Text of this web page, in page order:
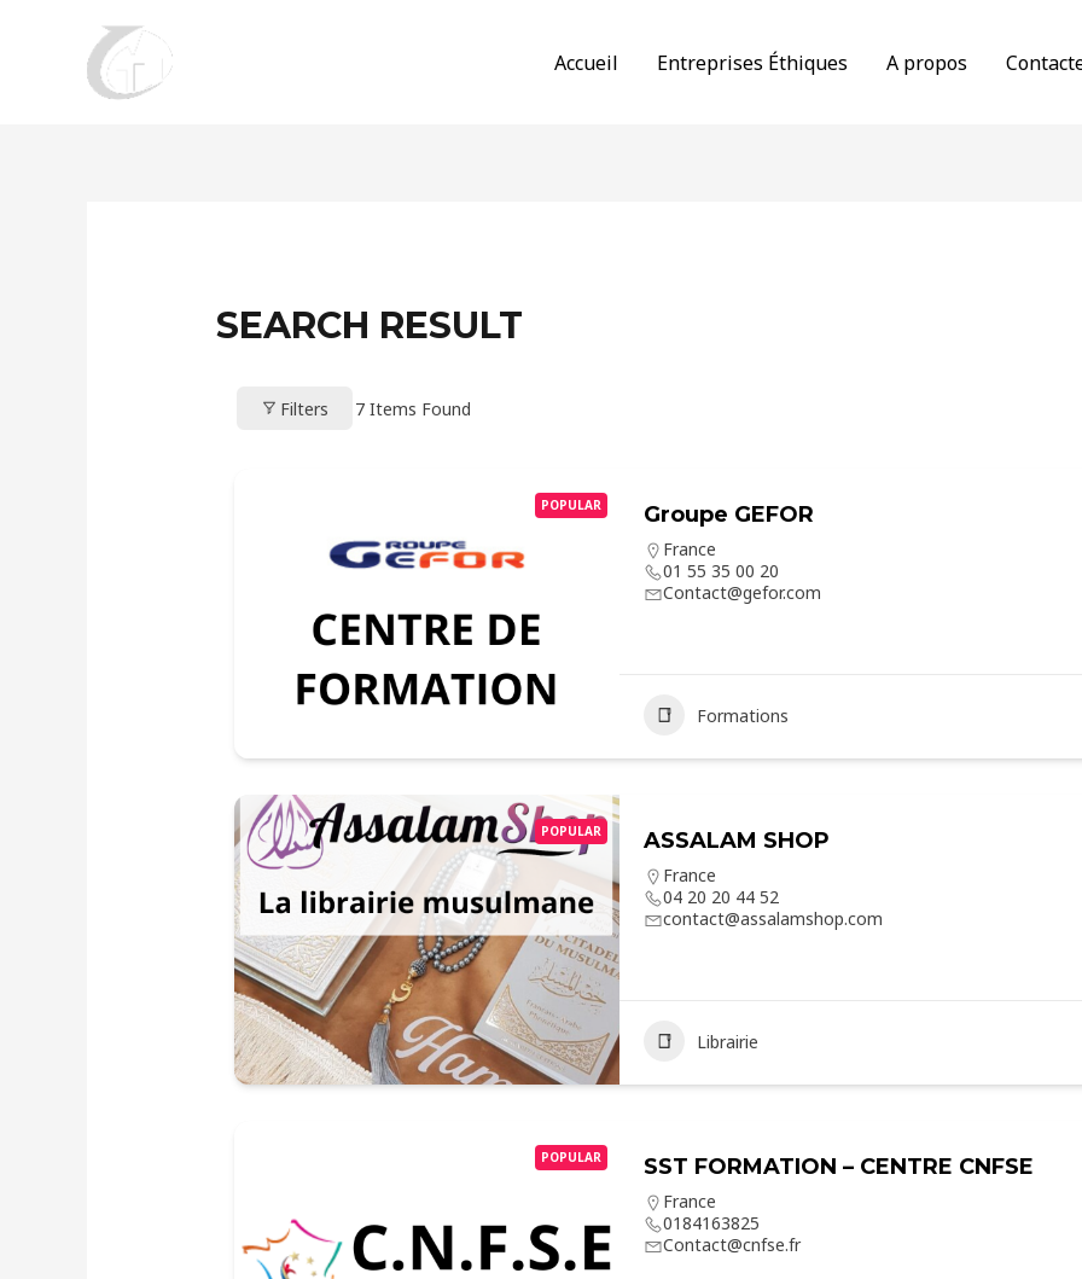
Accueil Entreprises Éthiques A propos
SEARCH RESULT
Filters 7Items Found
POPULAR Groupe GEFOR
France
01 55 35 00 20
Contact@gefor.com
Formations
POPULAR ASSALAM SHOP
France
04 20 20 44 52
contact@assalamshop.com
Librairie
POPULAR SST FORMATION – CENTRE CNFSE
France
0184163825
Contact@cnfse.fr